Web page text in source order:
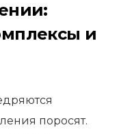
и
поросят.